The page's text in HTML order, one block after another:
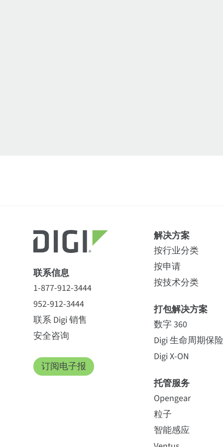
联系信息
1-877-912-3444
952-912-3444
联系 Digi 销售
安全咨询
订阅电子报
解决方案
按行业分类
按申请
按技术分类
打包解决方案
数字 360
Digi 生命周期保险
Digi X-ON
托管服务
Opengear
粒子
智能感应